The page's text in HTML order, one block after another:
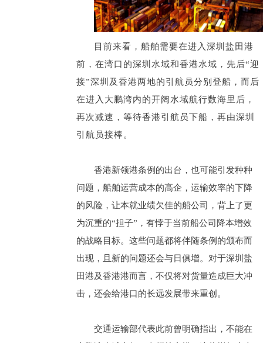
目前来看，船舶需要在进入深圳盐田港
前，在湾口的深圳水域和香港水域，先后“迎
接”深圳及香港两地的引航员分别登船，而后
在进入大鹏湾内的开阔水域航行数海里后，
再次减速，等待香港引航员下船，再由深圳
引航员接棒。
香港新领港条例的出台，也可能引发种种
问题，船舶运营成本的高企，运输效率的下降
的风险，让本就业绩欠佳的船公司，背上了更
为沉重的“担子”，有悖于当前船公司降本增效
的战略目标。这些问题都将伴随条例的颁布而
出现，且新的问题还会与日俱增。对于深圳盐
田港及香港港而言，不仅将对货量造成巨大冲
击，还会给港口的长远发展带来重创。
交通运输部代表此前曾明确指出，不能在